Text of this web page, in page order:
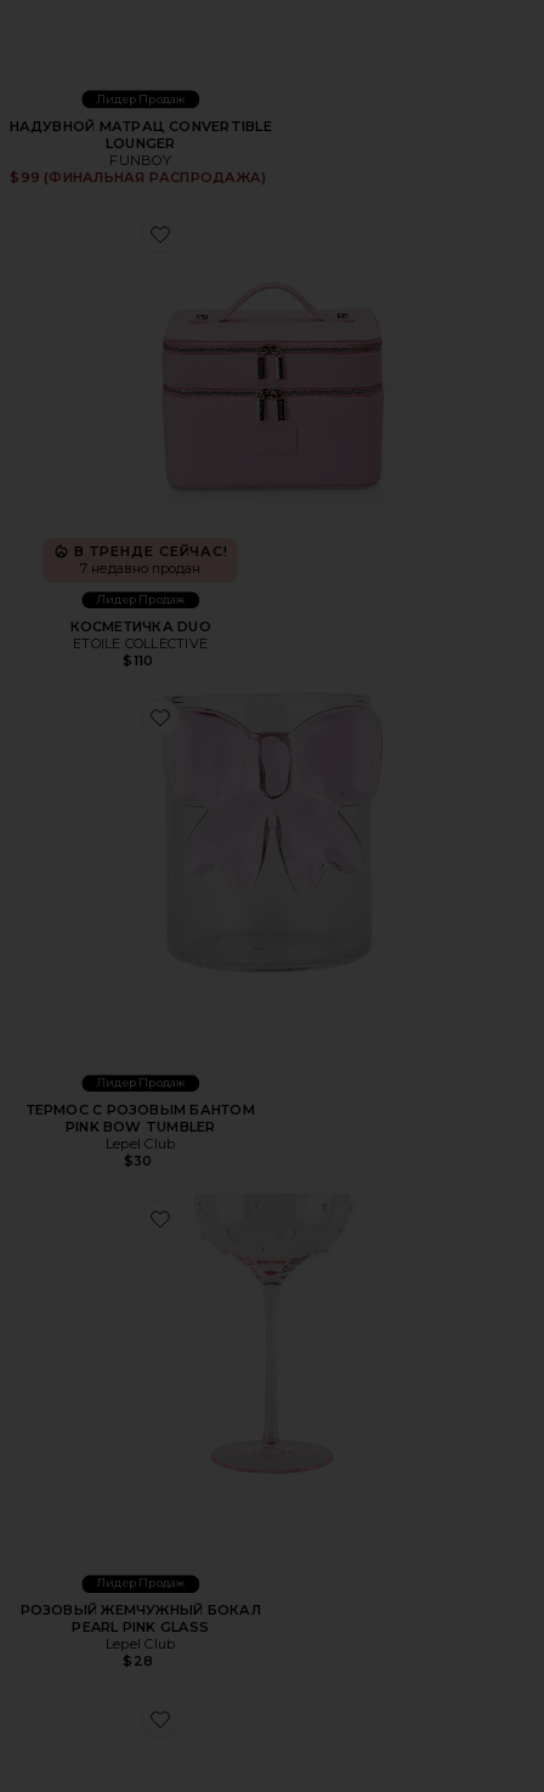
Лидер Продаж
НАДУВНОЙ МАТРАЦ CONVERTIBLE
LOUNGER
FUNBOY
$99 (ФИНАЛЬНАЯ РАСПРОДАЖА)
Favorite КОСМЕТИЧКА DUO
В ТРЕНДЕ СЕЙЧАС!
7 недавно продан
Лидер Продаж
КОСМЕТИЧКА DUO
ETOILE COLLECTIVE
$110
Favorite ТЕРМОС С РОЗОВЫМ БАНТОМ PINK BOW
Лидер Продаж
ТЕРМОС С РОЗОВЫМ БАНТОМ
PINK BOW TUMBLER
Lepel Club
$30
Favorite РОЗОВЫЙ ЖЕМЧУЖНЫЙ БОКАЛ PEARL PINK
Лидер Продаж
РОЗОВЫЙ ЖЕМЧУЖНЫЙ БОКАЛ
PEARL PINK GLASS
Lepel Club
$28
Favorite АНТИВОЗРАСТНАЯ ПОДУШКА С ЭФФЕКТОМ